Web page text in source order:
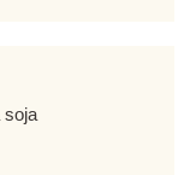
soja